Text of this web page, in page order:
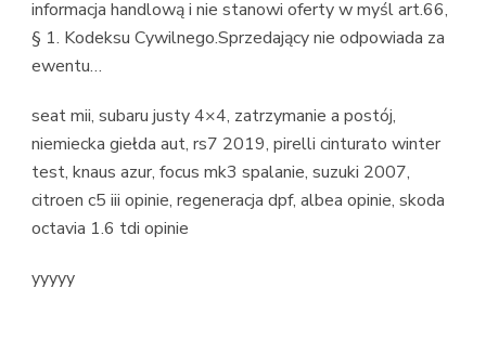
informacja handlową i nie stanowi oferty w myśl art.66,
§ 1. Kodeksu Cywilnego.Sprzedający nie odpowiada za
ewentu…
seat mii, subaru justy 4×4, zatrzymanie a postój,
niemiecka giełda aut, rs7 2019, pirelli cinturato winter
test, knaus azur, focus mk3 spalanie, suzuki 2007,
citroen c5 iii opinie, regeneracja dpf, albea opinie, skoda
octavia 1.6 tdi opinie
yyyyy